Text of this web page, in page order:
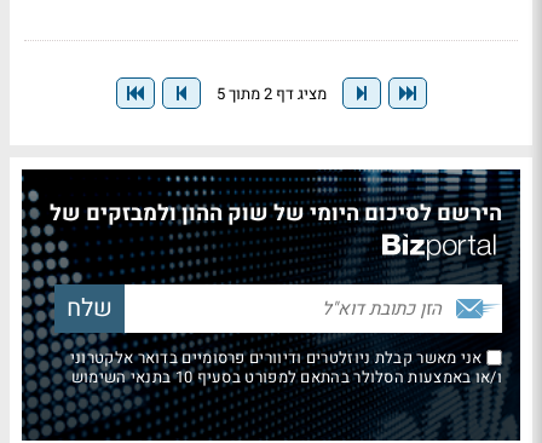
מציג דף 2 מתוך 5
הירשם לסיכום היומי של שוק ההון ולמבזקים של
אני מאשר קבלת ניוזלטרים ודיוורים פרסומיים בדואר אלקטרוני
ו/או באמצעות הסלולר בהתאם למפורט בסעיף 10 בתנאי השימוש